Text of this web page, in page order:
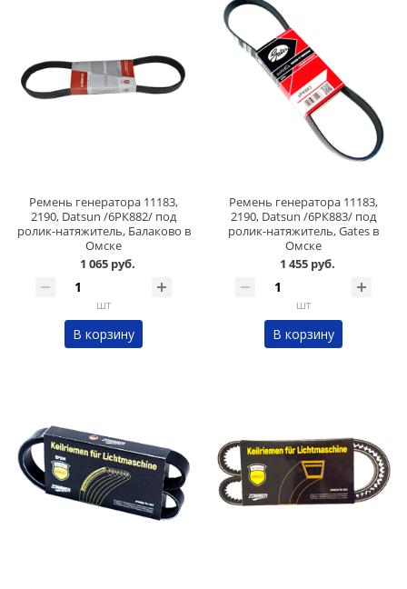
Ремень генератора 11183,
2190, Datsun /6РК882/ под
ролик-натяжитель, Балаково в
Омске
1 065 руб.
шт
В корзину
Ремень генератора 11183,
2190, Datsun /6РК883/ под
ролик-натяжитель, Gates в
Омске
1 455 руб.
шт
В корзину